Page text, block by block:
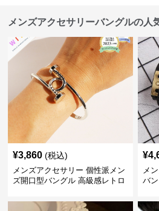
メンズアクセサリーバングルの人
¥3,860 (税込)
メンズアクセサリー 個性派メン
ズ開口型バングル 高級感レトロ
¥
メ
バ